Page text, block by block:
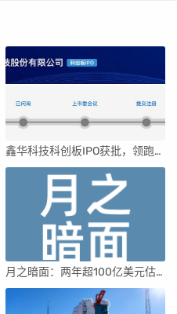
鑫华科技科创板IPO获批，领跑国内半导体材料市场
月之暗面：两年超100亿美元估值，K2.5引领AI新纪元